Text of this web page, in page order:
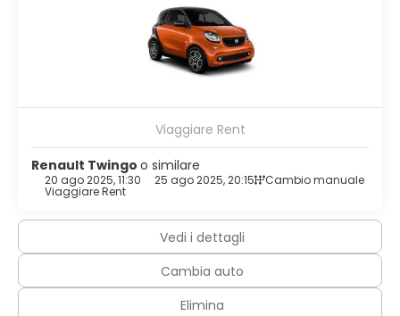
bidet. I comfort includono telefoni, casseforti e scrivanie.
Presso un hotel è disponibile il servizio in camera con
una biblioteca. È possibile usufruire di una navetta da e
per l'aeroporto 24 ore su 24 a pagamento.
Renault Twingo o similare
20 ago 2025, 11:30 25 ago 2025, 20:15 Cambio manuale
Viaggiare Rent
Viaggiare Rent
Vedi i dettagli
Cambia auto
Elimina